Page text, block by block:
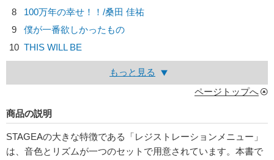
8
100万年の幸せ！！/桑田 佳祐
9
僕が一番欲しかったもの
10 THIS WILL BE
もっと見る
ページトップへ
商品の説明
STAGEAの大きな特徴である「レジストレーションメニュー」
は、音色とリズムが一つのセットで用意されています。本書で